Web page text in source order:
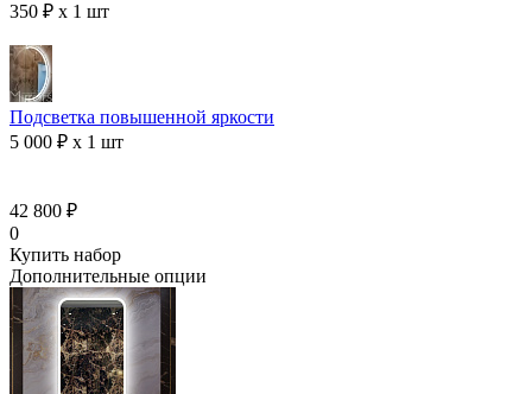
350 ₽ x 1 шт
Подсветка повышенной яркости
5 000 ₽ x 1 шт
42 800 ₽
0
Купить набор
Дополнительные опции